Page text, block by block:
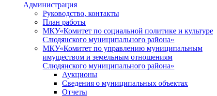
Администрация
Руководство, контакты
План работы
МКУ«Комитет по социальной политике и культуре
Слюдянского муниципального района»
МКУ«Комитет по управлению муниципальным
имуществом и земельным отношениям
Слюдянского муниципального района»
Аукционы
Сведения о муниципальных объектах
Отчеты